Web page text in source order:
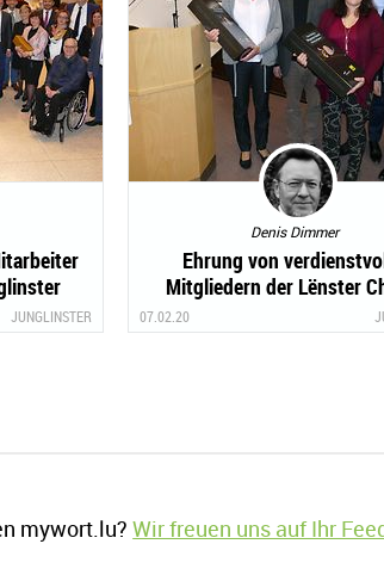
JUNGLINSTER
Denis Dimmer
Ehrung von
Mitgliedern der Lënster
07.02.20
mywort.lu?Wir freuen uns auf Ihr